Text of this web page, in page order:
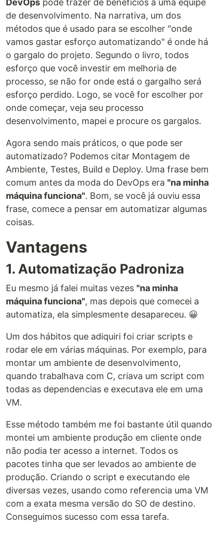
de desenvolvimento. Na narrativa, um dos
métodos que é usado para se escolher "onde
vamos gastar esforço automatizando" é onde há
o gargalo do projeto. Segundo o livro, todos
esforço que você investir em melhoria de
processo, se não for onde está o gargalho será
esforço perdido. Logo, se você for escolher por
onde começar, veja seu processo
desenvolvimento, mapei e procure os gargalos.
Agora sendo mais práticos, o que pode ser
automatizado? Podemos citar Montagem de
Ambiente, Testes, Build e Deploy. Uma frase bem
comum antes da moda do DevOps era "na minha
máquina funciona". Bom, se você já ouviu essa
frase, comece a pensar em automatizar algumas
coisas.
Vantagens
1. Automatização Padroniza
Eu mesmo já falei muitas vezes "na minha
máquina funciona", mas depois que comecei a
automatiza, ela simplesmente desapareceu. 😀
Um dos hábitos que adiquiri foi criar scripts e
rodar ele em várias máquinas. Por exemplo, para
montar um ambiente de desenvolvimento,
quando trabalhava com C, criava um script com
todas as dependencias e executava ele em uma
VM.
Esse método também me foi bastante útil quando
montei um ambiente produção em cliente onde
não podia ter acesso a internet. Todos os
pacotes tinha que ser levados ao ambiente de
produção. Criando o script e executando ele
diversas vezes, usando como referencia uma VM
com a exata mesma versão do SO de destino.
Conseguimos sucesso com essa tarefa.